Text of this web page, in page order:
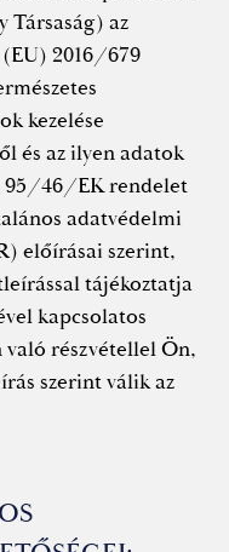
Társaság) az
2016/679
kezelése
és az ilyen adatok
95/46/EK rendelet
adatvédelmi
előírásai szerint,
tájékoztatja
kapcsolatos
részvétellel Ön,
szerint válik az